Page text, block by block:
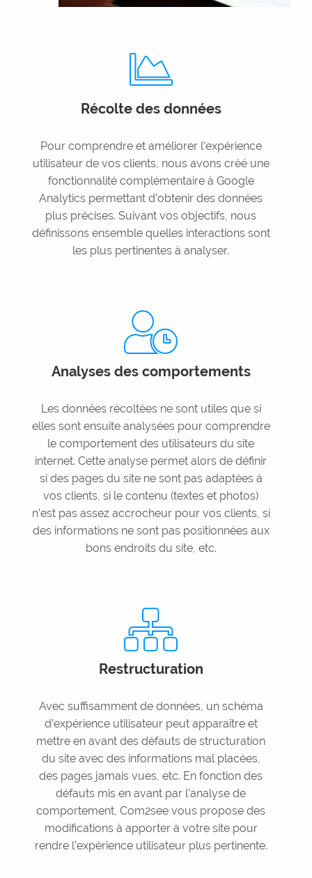
Récolte des données
Pour comprendre et améliorer l’expérience
utilisateur de vos clients, nous avons créé une
fonctionnalité complémentaire à Google
Analytics permettant d’obtenir des données
plus précises. Suivant vos objectifs, nous
définissons ensemble quelles interactions sont
les plus pertinentes à analyser.
Analyses des comportements
Les données récoltées ne sont utiles que si
elles sont ensuite analysées pour comprendre
le comportement des utilisateurs du site
internet. Cette analyse permet alors de définir
si des pages du site ne sont pas adaptées à
vos clients, si le contenu (textes et photos)
n’est pas assez accrocheur pour vos clients, si
des informations ne sont pas positionnées aux
bons endroits du site, etc.
Restructuration
Avec suffisamment de données, un schéma
d’expérience utilisateur peut apparaître et
mettre en avant des défauts de structuration
du site avec des informations mal placées,
des pages jamais vues, etc. En fonction des
défauts mis en avant par l’analyse de
comportement, Com2see vous propose des
modifications à apporter à votre site pour
rendre l’expérience utilisateur plus pertinente.